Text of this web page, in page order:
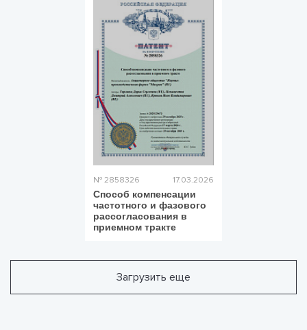
№ 2858326 17.03.2026
Способ компенсации
частотного и фазового
рассогласования в
приемном тракте
Загрузить еще